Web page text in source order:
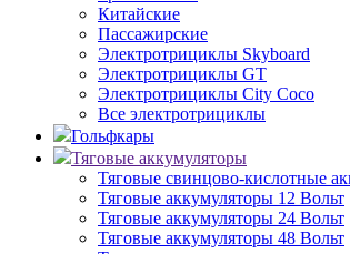
Китайские
Пассажирские
Электротрициклы Skyboard
Электротрициклы GT
Электротрициклы City Coco
Все электротрициклы
Гольфкары
Тяговые аккумуляторы
Тяговые свинцово-кислотные
Тяговые аккумуляторы 12 Вольт
Тяговые аккумуляторы 24 Вольт
Тяговые аккумуляторы 48 Вольт